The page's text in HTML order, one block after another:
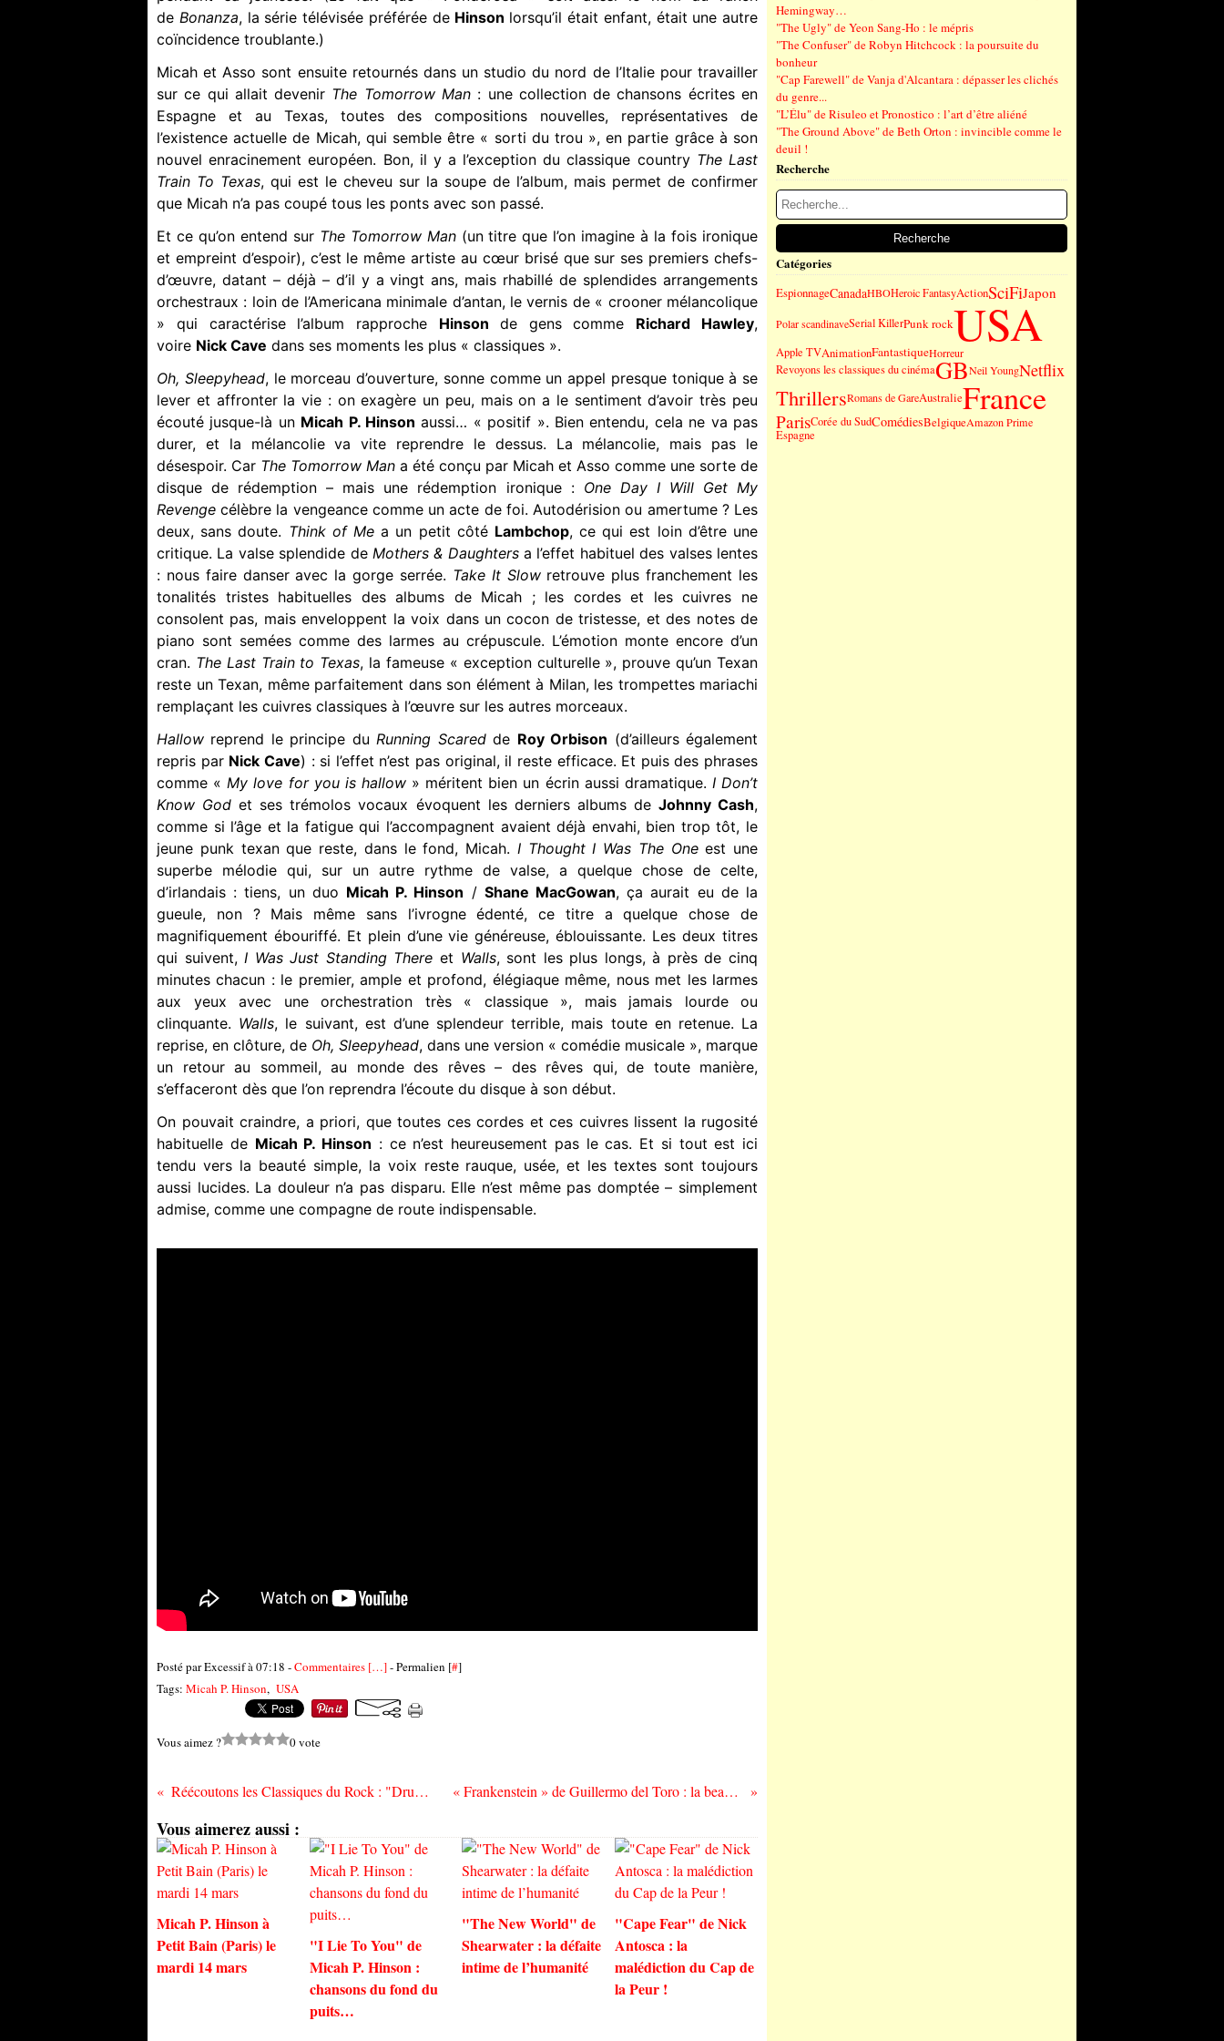
de Bonanza, la série télévisée préférée de Hinson lorsqu’il était enfant, était une autre
coïncidence troublante.)
Micah et Asso sont ensuite retournés dans un studio du nord de l’Italie pour travailler
sur ce qui allait devenir The Tomorrow Man : une collection de chansons écrites en
Espagne et au Texas, toutes des compositions nouvelles, représentatives de
l’existence actuelle de Micah, qui semble être « sorti du trou », en partie grâce à son
nouvel enracinement européen. Bon, il y a l’exception du classique country The Last
Train To Texas, qui est le cheveu sur la soupe de l’album, mais permet de confirmer
que Micah n’a pas coupé tous les ponts avec son passé.
Et ce qu’on entend sur The Tomorrow Man (un titre que l’on imagine à la fois ironique
et empreint d’espoir), c’est le même artiste au cœur brisé que sur ses premiers chefs-
d’œuvre, datant – déjà – d’il y a vingt ans, mais rhabillé de splendides arrangements
orchestraux : loin de l’Americana minimale d’antan, le vernis de « crooner mélancolique
» qui caractérise l’album rapproche
Hinson de gens comme Richard Hawley,
voire Nick Cave dans ses moments les plus « classiques ».
Oh, Sleepyhead, le morceau d’ouverture, sonne comme un appel presque tonique à se
lever et affronter la vie : on exagère un peu, mais on a le sentiment d’avoir très peu
écouté jusque-là un Micah P. Hinson aussi… « positif ». Bien entendu, cela ne va pas
durer, et la mélancolie va vite reprendre le dessus. La mélancolie, mais pas le
désespoir. Car The Tomorrow Man a été conçu par Micah et Asso comme une sorte de
disque de rédemption – mais une rédemption ironique : One Day I Will Get My
Revenge célèbre la vengeance comme un acte de foi. Autodérision ou amertume ? Les
deux, sans doute. Think of Me a un petit côté Lambchop, ce qui est loin d’être une
critique. La valse splendide de Mothers & Daughters a l’effet habituel des valses lentes
: nous faire danser avec la gorge serrée. Take It Slow retrouve plus franchement les
tonalités tristes habituelles des albums de Micah ; les cordes et les cuivres ne
consolent pas, mais enveloppent la voix dans un cocon de tristesse, et des notes de
piano sont semées comme des larmes au crépuscule. L’émotion monte encore d’un
cran. The Last Train to Texas, la fameuse « exception culturelle », prouve qu’un Texan
reste un Texan, même parfaitement dans son élément à Milan, les trompettes mariachi
remplaçant les cuivres classiques à l’œuvre sur les autres morceaux.
Hallow reprend le principe du Running Scared de Roy Orbison (d’ailleurs également
repris par Nick Cave) : si l’effet n’est pas original, il reste efficace. Et puis des phrases
comme « My love for you is hallow » méritent bien un écrin aussi dramatique. I Don’t
Know God et ses trémolos vocaux évoquent les derniers albums de Johnny Cash,
comme si l’âge et la fatigue qui l’accompagnent avaient déjà envahi, bien trop tôt, le
jeune punk texan que reste, dans le fond, Micah. I Thought I Was The One est une
superbe mélodie qui, sur un autre rythme de valse, a quelque chose de celte,
d’irlandais : tiens, un duo Micah P. Hinson / Shane MacGowan, ça aurait eu de la
gueule, non ? Mais même sans l’ivrogne édenté, ce titre a quelque chose de
magnifiquement ébouriffé. Et plein d’une vie généreuse, éblouissante. Les deux titres
qui suivent, I Was Just Standing There et Walls, sont les plus longs, à près de cinq
minutes chacun : le premier, ample et profond, élégiaque même, nous met les larmes
aux yeux avec une orchestration très « classique », mais jamais lourde ou
clinquante. Walls, le suivant, est d’une splendeur terrible, mais toute en retenue. La
reprise, en clôture, de Oh, Sleepyhead, dans une version « comédie musicale », marque
un retour au sommeil, au monde des rêves – des rêves qui, de toute manière,
s’effaceront dès que l’on reprendra l’écoute du disque à son début.
On pouvait craindre, a priori, que toutes ces cordes et ces cuivres lissent la rugosité
habituelle de Micah P. Hinson : ce n’est heureusement pas le cas. Et si tout est ici
tendu vers la beauté simple, la voix reste rauque, usée, et les textes sont toujours
aussi lucides. La douleur n’a pas disparu. Elle n’est même pas domptée – simplement
admise, comme une compagne de route indispensable.
Posté par Excessif à 07:18 -Commentaires […]- Permalien [#]
Tags: Micah P. Hinson, USA
Vous aimez ? 0 vote
Réécoutons les Classiques du Rock : "Drums and Wires" de XTC (1979) « Frankenstein » de Guillermo del Toro : la beauté et la fragilité d’un monstre…
Vous aimerez aussi :
Micah P. Hinson à
Petit Bain (Paris) le
mardi 14 mars
"I Lie To You" de
Micah P. Hinson :
chansons du fond du
puits…
"The New World" de
Shearwater : la défaite
intime de l’humanité
"Cape Fear" de Nick
Antosca : la
malédiction du Cap de
la Peur !
Hemingway…
"The Ugly" de Yeon Sang-Ho : le mépris
"The Confuser" de Robyn Hitchcock : la poursuite du
bonheur
"Cap Farewell" de Vanja d'Alcantara : dépasser les clichés
du genre...
"L’Élu" de Risuleo et Pronostico : l’art d’être aliéné
"The Ground Above" de Beth Orton : invincible comme le
deuil !
Recherche
Catégories
EspionnageCanadaHBOHeroic FantasyActionSciFiJapon
Polar scandinaveSerial KillerPunk rockUSA
Apple TVAnimationFantastiqueHorreur
Revoyons les classiques du cinémaGBNeil YoungNetflix
ThrillersRomans de GareAustralieFrance
ParisCorée du SudComédiesBelgiqueAmazon Prime
Espagne